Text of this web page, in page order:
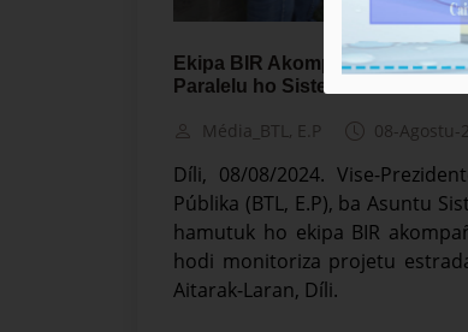
Ekipa BIR Akompaña MOP
Paralelu ho Sistema Bee iha
Média_BTL, E.P 08-Agostu-
Díli, 08/08/2024. Vise-
Públika (BTL, E.P), ba Asuntu
hamutuk ho ekipa BIR
hodi monitoriza projetu
Aitarak-Laran, Díli.